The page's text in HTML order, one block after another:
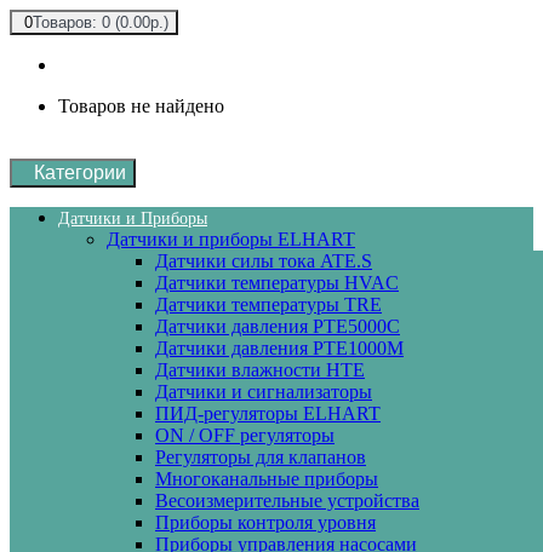
0Товаров: 0 (0.00р.)
Товаров не найдено
Категории
Датчики и Приборы
Датчики и приборы ELHART
Датчики силы тока ATE.S
Датчики температуры HVAC
Датчики температуры ТRE
Датчики давления PTE5000C
Датчики давления РТЕ1000М
Датчики влажности HTE
Датчики и сигнализаторы
ПИД-регуляторы ELHART
ON / OFF регуляторы
Регуляторы для клапанов
Многоканальные приборы
Весоизмерительные устройства
Приборы контроля уровня
Приборы управления насосами